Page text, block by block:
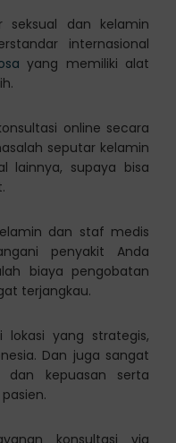
seksual dan kelamin
internasional
yang memiliki alat
online secara
seputar kelamin
lainnya, supaya bisa
dan staf medis
penyakit Anda
biaya pengobatan
terjangkau.
lokasi yang strategis,
Dan juga sangat
dan kepuasan serta
konsultasi via